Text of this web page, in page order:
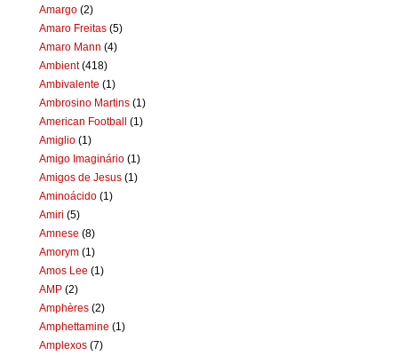
Amargo (2)
Amaro Freitas (5)
Amaro Mann (4)
Ambient (418)
Ambivalente (1)
Ambrosino Martins (1)
American Football (1)
Amiglio (1)
Amigo Imaginário (1)
Amigos de Jesus (1)
Aminoácido (1)
Amiri (5)
Amnese (8)
Amorym (1)
Amos Lee (1)
AMP (2)
Amphères (2)
Amphettamine (1)
Amplexos (7)